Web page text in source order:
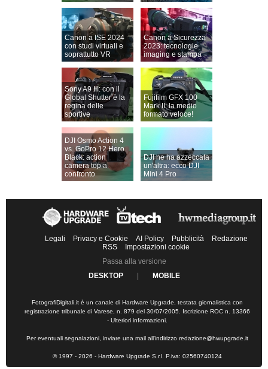
Canon a ISE 2024
con studi virtuali e
soprattutto VR
Canon a Sicurezza
2023: tecnologie
imaging e stampa
Sony A9 III: con il
Global Shutter è la
regina delle
sportive
Fujifilm GFX 100
Mark II: la medio
formato veloce!
DJI Osmo Action 4
vs. GoPro 12 Hero
Black: action
camera top a
confronto
DJI ne ha azzeccata
un'altra: ecco DJI
Mini 4 Pro
Legali Privacy e Cookie AI Policy Pubblicità
Redazione
RSS
Impostazioni cookie
Passa alla versione
DESKTOP
MOBILE
FotografiDigitali.it è un canale di Hardware Upgrade, testata giornalistica con
registrazione tribunale di Varese, n. 879 del 30/07/2005. Iscrizione ROC n. 13366
- Ulteriori informazioni.
Per eventuali segnalazioni, inviare una mail all'indirizzo redazione@hwupgrade.it
© 1997 - 2026 - Hardware Upgrade S.r.l. P.iva: 02560740124